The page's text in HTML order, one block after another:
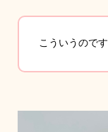
こういうのです